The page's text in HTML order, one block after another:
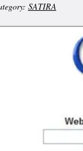
SATIRA